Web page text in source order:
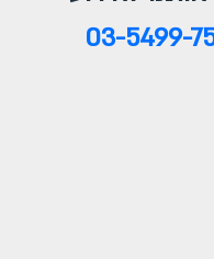
03-5499-